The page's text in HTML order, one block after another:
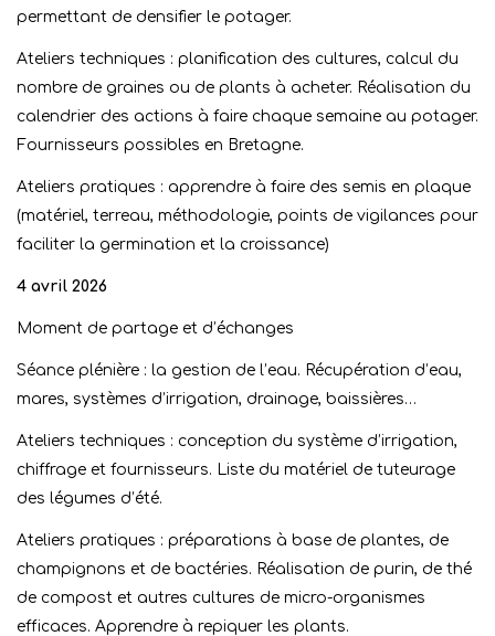
permettant de densifier le potager.
Ateliers techniques : planification des cultures, calcul du
nombre de graines ou de plants à acheter. Réalisation du
calendrier des actions à faire chaque semaine au potager.
Fournisseurs possibles en Bretagne.
Ateliers pratiques : apprendre à faire des semis en plaque
(matériel, terreau, méthodologie, points de vigilances pour
faciliter la germination et la croissance)
4 avril 2026
Moment de partage et d’échanges
Séance plénière : la gestion de l’eau. Récupération d’eau,
mares, systèmes d’irrigation, drainage, baissières…
Ateliers techniques : conception du système d’irrigation,
chiffrage et fournisseurs. Liste du matériel de tuteurage
des légumes d’été.
Ateliers pratiques : préparations à base de plantes, de
champignons et de bactéries. Réalisation de purin, de thé
de compost et autres cultures de micro-organismes
efficaces. Apprendre à repiquer les plants.